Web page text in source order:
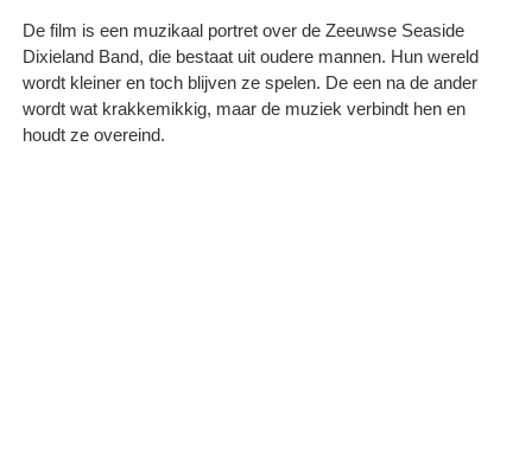
De film is een muzikaal portret over de Zeeuwse Seaside
Dixieland Band, die bestaat uit oudere mannen. Hun wereld
wordt kleiner en toch blijven ze spelen. De een na de ander
wordt wat krakkemikkig, maar de muziek verbindt hen en
houdt ze overeind.